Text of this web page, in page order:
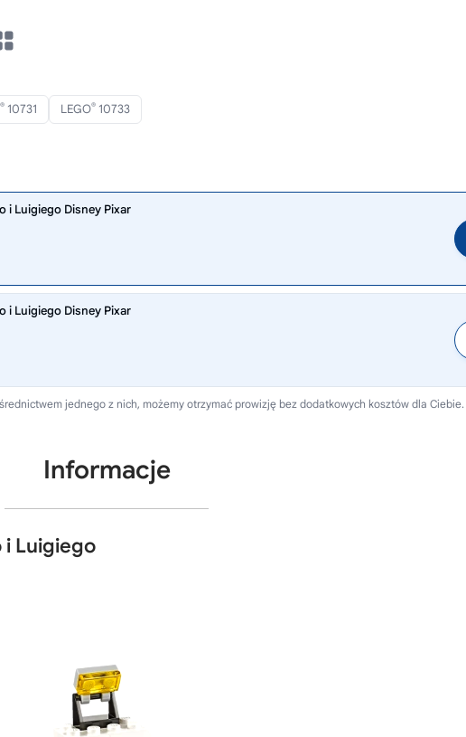
® 10731 LEGO® 10733
i Luigiego Disney Pixar
i Luigiego Disney Pixar
jednego z nich, możemy otrzymać prowizję bez dodatkowych kosztów dla Ciebie.
Informacje
i Luigiego